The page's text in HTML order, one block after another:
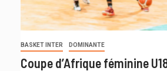
BASKET INTER DOMINANTE
Coupe d’Afrique féminine